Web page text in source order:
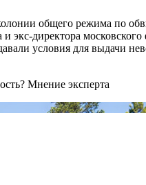
общего режима по
экс-директора
условия для выдачи
Мнение эксперта